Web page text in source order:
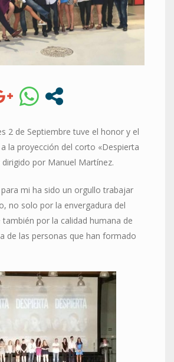
2 de Septiembre tuve el honor y el
la proyección del corto «Despierta
por Manuel Martínez.
mi ha sido un orgullo trabajar
no solo por la envergadura del
por la calidad humana de
de las personas que han formado